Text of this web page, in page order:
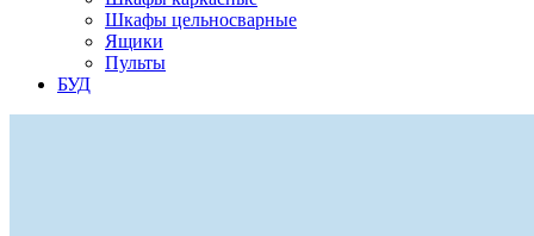
Шкафы цельносварные
Ящики
Пульты
БУД